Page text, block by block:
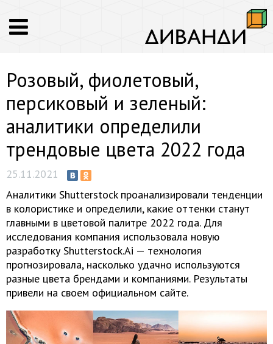
Розовый, фиолетовый,
персиковый и зеленый:
аналитики определили
трендовые цвета 2022 года
25.11.2021
Аналитики Shutterstock проанализировали тенденции
в колористике и определили, какие оттенки станут
главными в цветовой палитре 2022 года. Для
исследования компания использовала новую
разработку Shutterstock.Ai — технология
прогнозировала, насколько удачно используются
разные цвета брендами и компаниями. Результаты
привели на своем официальном сайте.